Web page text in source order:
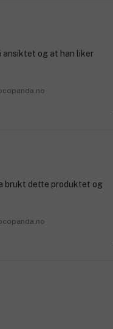
ansiktet og at han liker
brukt dette produktet og